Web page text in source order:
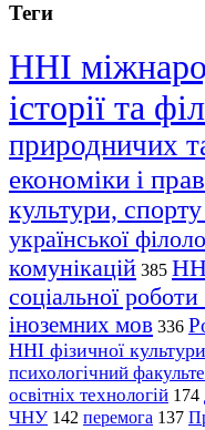
Теги
ННІ
історії та
природничих
економіки і
культури, спорту
української
комунікацій 385
соціальної
іноземних мов 336
ННІ фізичної
психологічний
освітніх технологій 174
ЧНУ 142 перемога 137